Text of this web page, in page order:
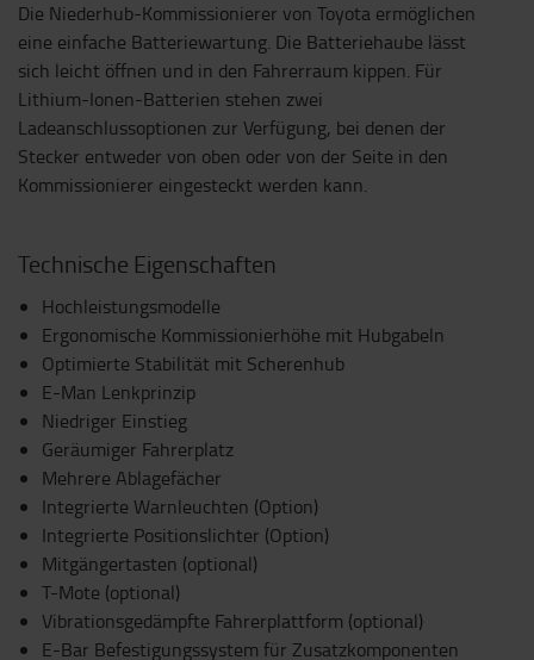
Die Niederhub-Kommissionierer von Toyota ermöglichen
eine einfache Batteriewartung. Die Batteriehaube lässt
sich leicht öffnen und in den Fahrerraum kippen. Für
Lithium-Ionen-Batterien stehen zwei
Ladeanschlussoptionen zur Verfügung, bei denen der
Stecker entweder von oben oder von der Seite in den
Kommissionierer eingesteckt werden kann.
Technische Eigenschaften
Hochleistungsmodelle
Ergonomische Kommissionierhöhe mit Hubgabeln
Optimierte Stabilität mit Scherenhub
E-Man Lenkprinzip
Niedriger Einstieg
Geräumiger Fahrerplatz
Mehrere Ablagefächer
Integrierte Warnleuchten (Option)
Integrierte Positionslichter (Option)
Mitgängertasten (optional)
T-Mote (optional)
Vibrationsgedämpfte Fahrerplattform (optional)
E-Bar Befestigungssystem für Zusatzkomponenten